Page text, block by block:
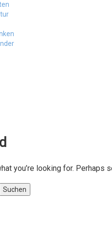
you’re looking for. Perhaps